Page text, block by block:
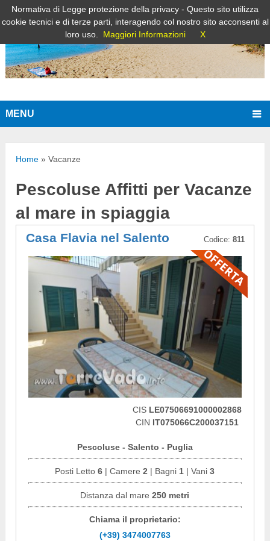
MENU
Home »Vacanze
Pescoluse Affitti per Vacanze
al mare in spiaggia
Casa Flavia nel Salento Codice: 811
CIS LE07506691000002868
CIN IT075066C200037151
Pescoluse - Salento - Puglia
Posti Letto6 | Camere2 | Bagni 1 | Vani3
Distanza dal mare250 metri
Chiama il proprietario:
(+39) 3474007763
Normativa di Legge protezione della privacy - Questo sito utilizza
cookie tecnici e di terze parti, interagendo col nostro sito acconsenti al
loro uso.
Maggiori Informazioni X